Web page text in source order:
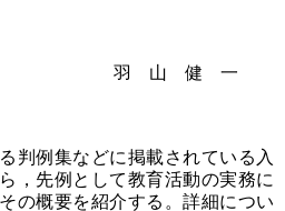
羽 山 健 一
判例集などに掲載されている入
，先例として教育活動の実務に
の概要を紹介する。詳細につい